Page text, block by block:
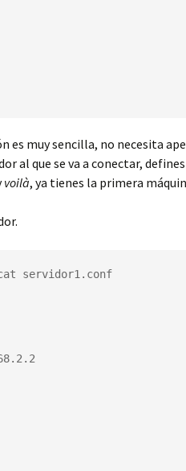
es muy sencilla, no necesita
al que se va a conectar,
voilà, ya tienes la primera
cat servidor1.conf